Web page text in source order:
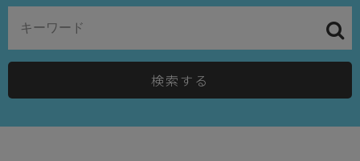
検索する